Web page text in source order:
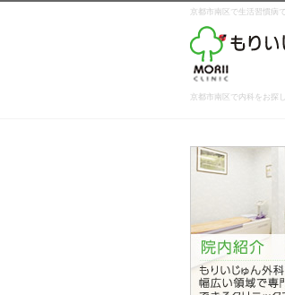
京都市南区で生活習慣病
京都市南区で内科をお探